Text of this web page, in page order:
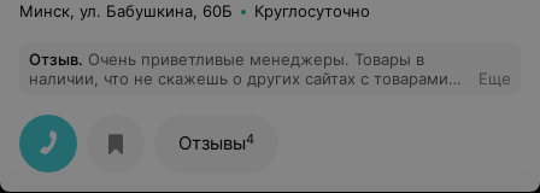
Минск, ул. Бабушкина, 60Б Круглосуточно
Отзыв. Очень приветливые менеджеры. Товары в
наличии, что не скажешь о других сайтах с товарами
Еще
Отзывы4